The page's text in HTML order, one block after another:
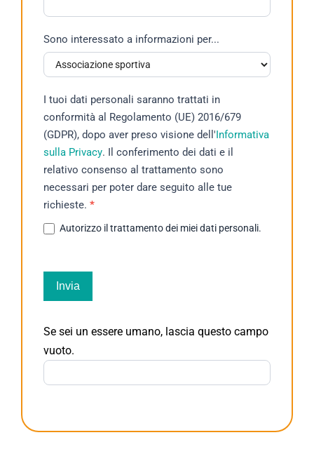
Sono interessato a informazioni per...
interessato
a
informazioni
per...
I tuoi dati personali saranno trattati in
conformità al Regolamento (UE) 2016/679
(GDPR), dopo aver preso visione dell'Informativa
sulla Privacy. Il conferimento dei dati e il
relativo consenso al trattamento sono
necessari per poter dare seguito alle tue
richieste. *
Autorizzo il trattamento dei miei dati personali.
Invia
Se sei un essere umano, lascia questo campo
vuoto.